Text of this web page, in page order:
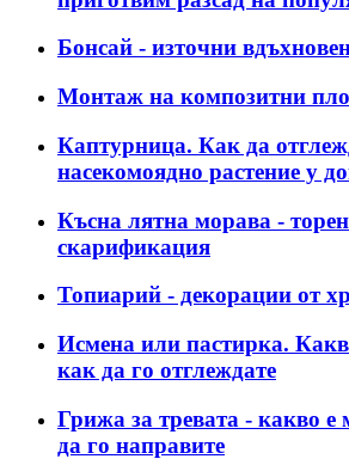
Бонсай - източни
Монтаж на композитни
Каптурница. Как да
насекомоядно растение у
Късна лятна морава -
скарификация
Топиарий - декорации от
Исмена или пастирка.
как да го отглеждате
Грижа за тревата - какво
да го направите